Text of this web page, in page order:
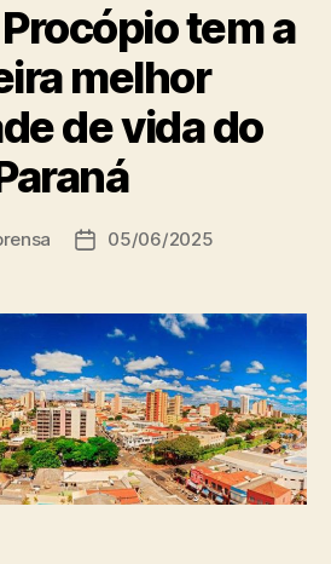
tem a
melhor
de vida do
Data05/06/2025